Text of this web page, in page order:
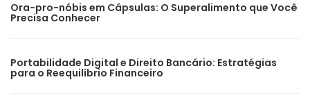
Ora-pro-nóbis em Cápsulas: O Superalimento que Você
Precisa Conhecer
Portabilidade Digital e Direito Bancário: Estratégias
para o Reequilíbrio Financeiro